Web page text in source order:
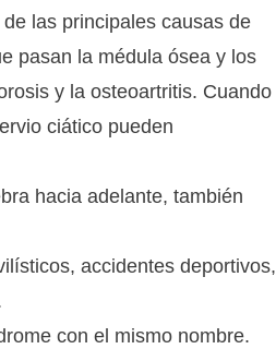
las principales causas de
pasan la médula ósea y los
y la osteoartritis. Cuando
ciático pueden
hacia adelante, también
accidentes deportivos,
con el mismo nombre.